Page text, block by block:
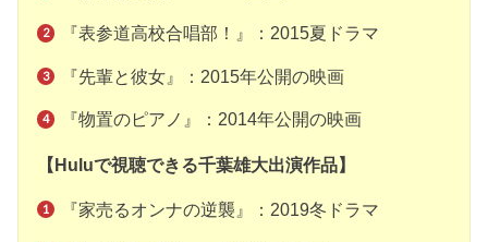
『表参道高校合唱部！』：2015夏ドラマ
『先輩と彼女』：2015年公開の映画
『物置のピアノ』：2014年公開の映画
【Huluで視聴できる千葉雄大出演作品】
『家売るオンナの逆襲』：2019冬ドラマ